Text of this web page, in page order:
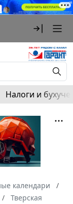
Налоги и
календари
Тверская